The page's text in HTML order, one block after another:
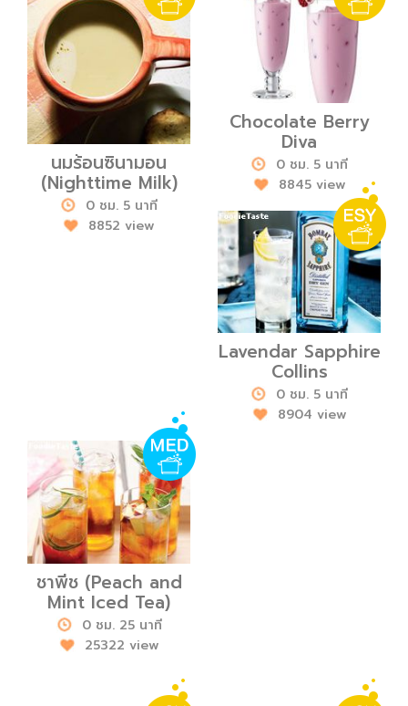
นมร้อนซินามอน
(Nighttime Milk)
0 ชม. 5 นาที
8852 view
Chocolate Berry
Diva
0 ชม. 5 นาที
8845 view
Lavendar Sapphire
Collins
0 ชม. 5 นาที
8904 view
ชาพีช (Peach and
Mint Iced Tea)
0 ชม. 25 นาที
25322 view